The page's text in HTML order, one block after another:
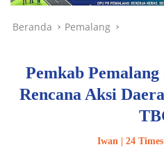
Beranda Pemalang
Pemkab
Rencana Aksi
Iwan | 24 Times